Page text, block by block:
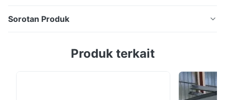
Sorotan Produk
Kemasan Industri, Tinplate Food Grade Kekuatan
timah yang diaplikasikan baik dengan mencelupkan ke
dalam logam cair atau dengan deposisi elektrolitik;
Produk terkait